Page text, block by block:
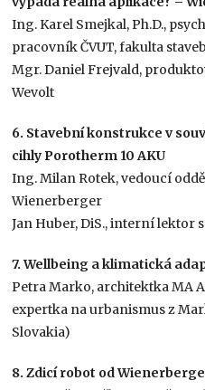
Ing. Karel Smejkal, Ph.D.,
pracovník ČVUT, fakulta
Mgr. Daniel Frejvald,
Wevolt
6. Stavební konstrukce v
cihly Porotherm 10 AKU
Ing. Milan Rotek, vedoucí
Wienerberger
Jan Huber, DiS., interní lektor
7. Wellbeing a klimatická
Petra Marko, architektka MA
expertka na urbanismus z
Slovakia)
8. Zdicí robot od